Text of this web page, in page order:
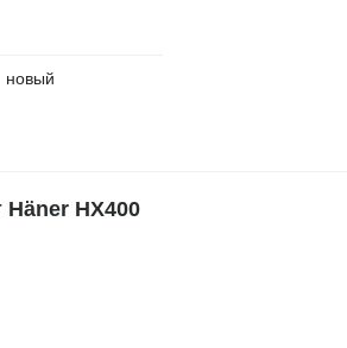
новый
HX400